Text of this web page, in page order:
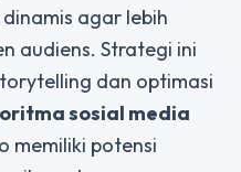
agar lebih
audiens. Strategi ini
dan optimasi
sosial media
memiliki potensi